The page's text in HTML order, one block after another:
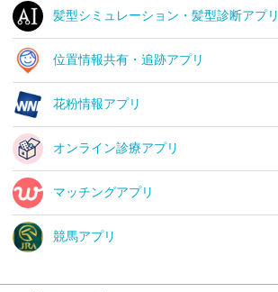
髪型シミュレーション・髪型診断アプリ
位置情報共有・追跡アプリ
花粉情報アプリ
オンライン診療アプリ
マッチングアプリ
競馬アプリ